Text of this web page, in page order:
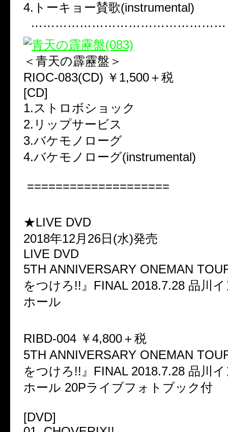
4.トーキョー賛歌(instrumental)
…………………………………………
＜青天の霹靂盤＞
RIOC-083(CD) ￥1,500＋税
[CD]
1.ストロボショック
2.リップサービス
3.バケモノローグ
4.バケモノローグ(instrumental)
====================
★LIVE DVD
2018年12月26日(水)発売
LIVE DVD
5TH ANNIVERSARY ONEMAN
をつけろ!!』FINAL 2018.7.28 品川
ホール
RIBD-004 ￥4,800＋税
5TH ANNIVERSARY ONEMAN
をつけろ!!』FINAL 2018.7.28 品川
ホール 20Pライブフォトブック付
[DVD]